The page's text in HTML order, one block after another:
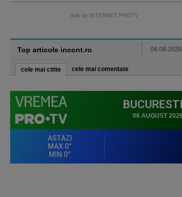
Ads by INTERNET PROTV
Top articole incont.ro 06.08.2026
cele mai citite cele mai comentate